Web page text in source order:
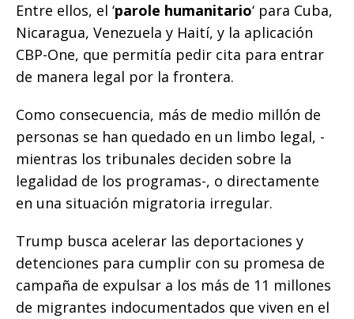
Entre ellos, el ‘parole humanitario‘ para Cuba,
Nicaragua, Venezuela y Haití, y la aplicación
CBP-One, que permitía pedir cita para entrar
de manera legal por la frontera.
Como consecuencia, más de medio millón de
personas se han quedado en un limbo legal, -
mientras los tribunales deciden sobre la
legalidad de los programas-, o directamente
en una situación migratoria irregular.
Trump busca acelerar las deportaciones y
detenciones para cumplir con su promesa de
campaña de expulsar a los más de 11 millones
de migrantes indocumentados que viven en el